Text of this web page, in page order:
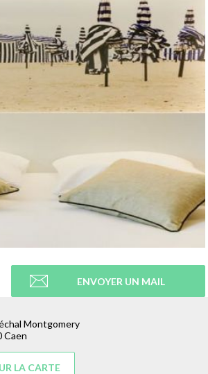
ENVOYER UN MAIL
Montgomery
Caen
LA CARTE